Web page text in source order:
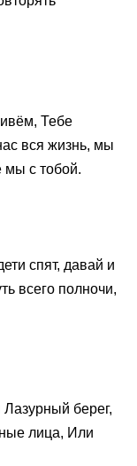
Тебе
вся жизнь, мы
мы с тобой.
спят, давай и
всего полночи,
Лазурный берег,
лица, Или